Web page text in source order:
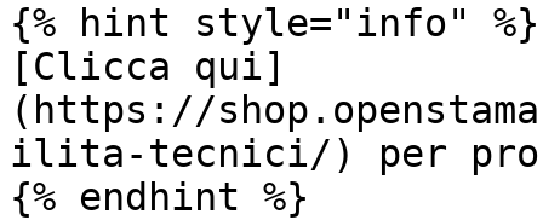
{% hint style="info" %}
[Clicca qui]
(https://
ilita-tecnici/) per
{% endhint %}